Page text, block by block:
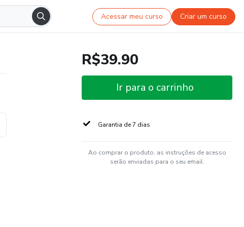
Acessar meu curso Criar um curso
R$39.90
Ir para o carrinho
Garantia de 7 dias
Ao comprar o produto, as instruções de acesso
serão enviadas para o seu email.